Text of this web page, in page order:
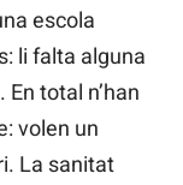
escola
li falta alguna
En total n’han
volen un
La sanitat